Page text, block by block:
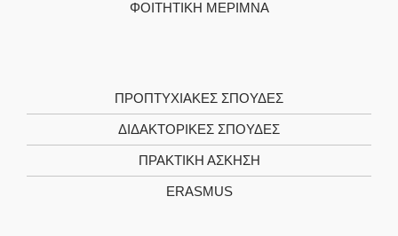
ΦΟΙΤΗΤΙΚΗ ΜΕΡΙΜΝΑ
ΠΡΟΠΤΥΧΙΑΚΕΣ ΣΠΟΥΔΕΣ
ΔΙΔΑΚΤΟΡΙΚΕΣ ΣΠΟΥΔΕΣ
ΠΡΑΚΤΙΚΗ ΑΣΚΗΣΗ
ERASMUS